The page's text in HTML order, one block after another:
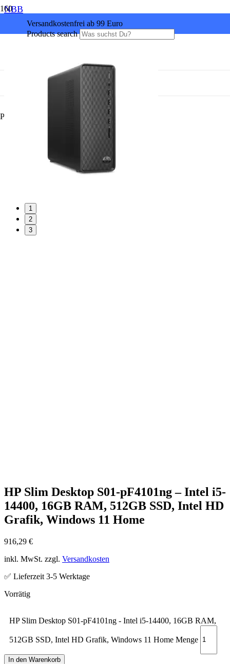
Versandkostenfrei ab 99 Euro
Products search
Produkt wurde Ihrem Warenkorb hinzugefügt.
NBB
1
2
3
HP Slim Desktop S01-pF4101ng – Intel i5-
14400, 16GB RAM, 512GB SSD, Intel HD
Grafik, Windows 11 Home
916,29 €
inkl. MwSt. zzgl. Versandkosten
✅ Lieferzeit 3-5 Werktage
HP Slim Desktop S01-pF4101ng - Intel i5-14400, 16GB RAM,
512GB SSD, Intel HD Grafik, Windows 11 Home Menge
In den Warenkorb